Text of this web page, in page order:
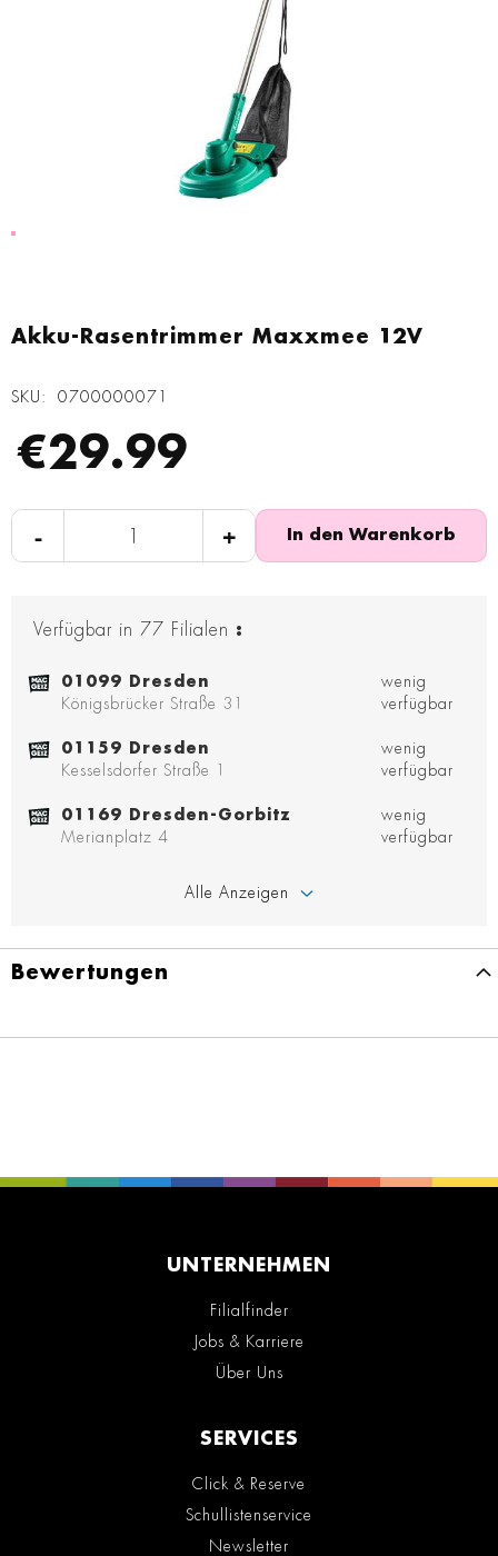
Akku-Rasentrimmer Maxxmee 12V
SKU 0700000071
€29.99
- + In den Warenkorb
Verfügbar in 77 Filialen :
01099 Dresden
Königsbrücker Straße 31
wenig
verfügbar
01159 Dresden
Kesselsdorfer Straße 1
wenig
verfügbar
01169 Dresden-Gorbitz
Merianplatz 4
wenig
verfügbar
Alle Anzeigen
Anfang
springen
Bewertungen
UNTERNEHMEN
Filialfinder
Jobs & Karriere
Über Uns
SERVICES
Click & Reserve
Schullistenservice
Newsletter